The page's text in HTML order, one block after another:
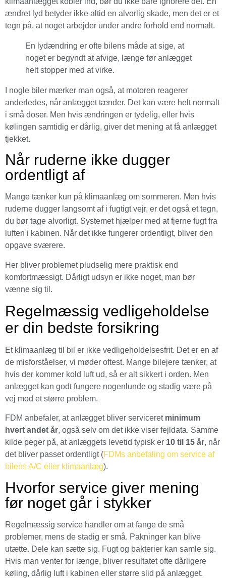
ændret lyd betyder ikke altid en alvorlig skade, men det er et
tegn på, at noget arbejder under andre forhold end normalt.
En lydændring er ofte bilens måde at sige, at
noget er begyndt at afvige, længe før anlægget
helt stopper med at virke.
I nogle biler mærker man også, at motoren reagerer
anderledes, når anlægget tænder. Det kan være helt normalt
i små doser. Men hvis ændringen er tydelig, eller hvis
kølingen samtidig er dårlig, giver det mening at få anlægget
tjekket.
Når ruderne ikke dugger
ordentligt af
Mange tænker kun på klimaanlæg om sommeren. Men hvis
ruderne dugger langsomt af i fugtigt vejr, er det også et tegn,
du bør tage alvorligt. Systemet hjælper med at fjerne fugt fra
luften i kabinen. Når det ikke fungerer ordentligt, bliver den
opgave sværere.
Her bliver problemet pludselig mere praktisk end
komfortmæssigt. Dårligt udsyn er ikke noget, man bør
vænne sig til.
Regelmæssig vedligeholdelse
er din bedste forsikring
Et klimaanlæg til bil er ikke vedligeholdelsesfrit. Det er en af
de misforståelser, vi møder oftest. Mange bilejere tænker, at
hvis der kommer kold luft ud, så er alt sikkert i orden. Men
anlægget kan godt fungere nogenlunde og stadig være på
vej mod et større problem.
FDM anbefaler, at anlægget bliver serviceret minimum
hvert andet år, også selv om det ikke viser fejldata. Samme
kilde peger på, at anlæggets levetid typisk er 10 til 15 år, når
det bliver passet ordentligt (FDMs anbefaling om service af
bilens A/C eller klimaanlæg).
Hvorfor service giver mening
før noget går i stykker
Regelmæssig service handler om at fange de små
problemer, mens de stadig er små. Pakninger kan blive
utætte. Dele kan sætte sig. Fugt og bakterier kan samle sig.
Hvis man venter for længe, bliver resultatet ofte dårligere
køling, dårlig luft i kabinen eller større slid på anlægget.